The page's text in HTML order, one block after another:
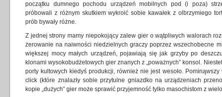
początku dumnego pochodu urządzeń mobilnych pod (i poza)
próbowali z różnym skutkiem wykroić sobie kawałek z olbrzymiego
prób bywały różne.
Z jednej strony mamy niepokojący zalew gier o wątpliwych walorach
żerowanie na naiwności niedzielnych graczy poprzez wszechobecne
większej mocy małych urządzeń, pojawiają się jak grzyby po
klonami wysokobudżetowych gier znanych z „poważnych” konsol.
porty kultowych kiedyś produkcji, również nie jest wesoło.
click (które znalazły sobie przytulne gniazdko na urządzeniach
kopie „dużych” gier może sprawić przyjemność tylko masochistom z